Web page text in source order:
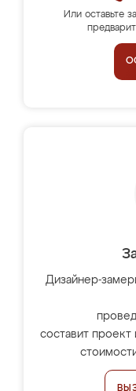
Или оставьте
Дизайнер-
составит проект